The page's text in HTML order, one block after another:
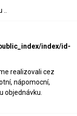
index/id-
realizovali cez
nápomocní,
objednávku.